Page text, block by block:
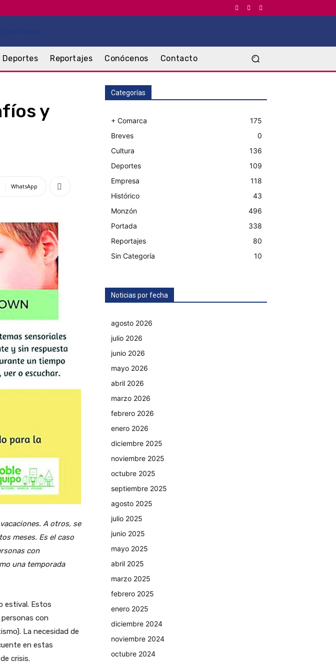
Deportes Reportajes Conócenos Contacto
y
WhatsApp
A otros, se
meses. Es el caso
con
una temporada
estival. Estos
con
La necesidad de
en estas
crisis.
Categorías
+ Comarca
175
Breves
0
Cultura
136
Deportes
109
Empresa
118
Histórico
43
Monzón
496
Portada
338
Reportajes
80
Sin Categoría
10
Noticias por fecha
agosto 2026
julio 2026
junio 2026
mayo 2026
abril 2026
marzo 2026
febrero 2026
enero 2026
diciembre 2025
noviembre 2025
octubre 2025
septiembre 2025
agosto 2025
julio 2025
junio 2025
mayo 2025
abril 2025
marzo 2025
febrero 2025
enero 2025
diciembre 2024
noviembre 2024
octubre 2024